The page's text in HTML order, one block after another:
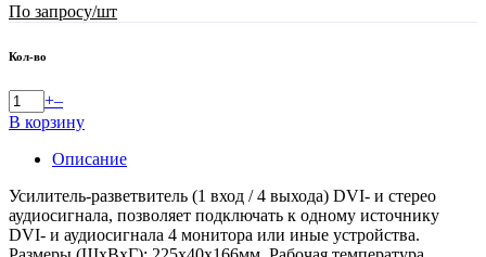
По запросу/шт
Кол-во
+–
В корзину
Описание
Усилитель-разветвитель (1 вход / 4 выхода) DVI- и стерео
аудиосигнала, позволяет подключать к одному источнику
DVI- и аудиосигнала 4 монитора или иные устройства.